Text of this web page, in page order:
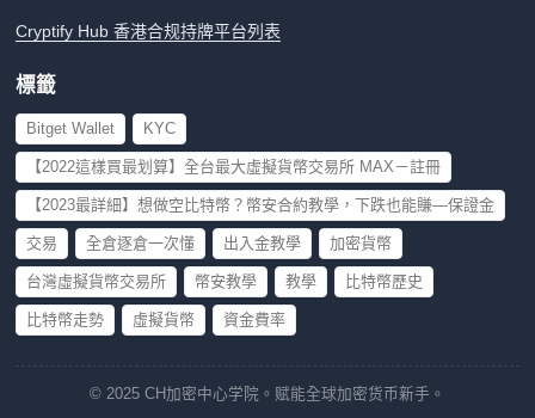
Cryptify Hub 香港合规持牌平台列表
標籤
Bitget Wallet KYC
【2022這樣買最划算】全台最大虛擬貨幣交易所 MAX－註冊
【2023最詳細】想做空比特幣？幣安合約教學，下跌也能賺—保證金
交易 全倉逐倉一次懂 出入金教學 加密貨幣
台灣虛擬貨幣交易所 幣安教學 教學 比特幣歷史
比特幣走勢 虛擬貨幣 資金費率
© 2025 CH加密中心学院。赋能全球加密货币新手。